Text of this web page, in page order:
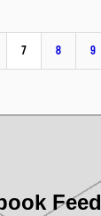
7 8 9
Feed